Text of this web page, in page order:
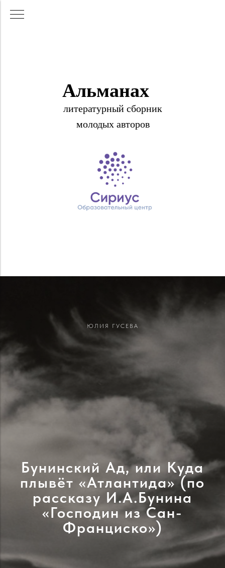
сборник
авторов
СТИХОТВОРЕНИЯ
НОВЕ ЛЛЫ
Альманах
ОТЛИКИ
ОЧЕРКИ
литературный сборник
молодых авторов
Бунинский Ад, или Куда
плывёт «Атлантида» (по
рассказу И.А.Бунина
«Господин из Сан-
Франциско»)
ЮЛИЯ ГУСЕВА